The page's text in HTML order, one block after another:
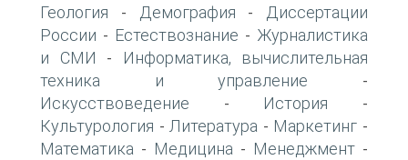
Геология - Демография -
Диссертации
России - Естествознание - Журналистика
и СМИ -
Информатика, вычислительная
техника и управление -
Искусствоведение - История -
Культурология - Литература - Маркетинг -
Математика - Медицина - Менеджмент -